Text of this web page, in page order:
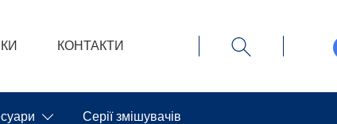
КОНТАКТИ
Серії змішувачів